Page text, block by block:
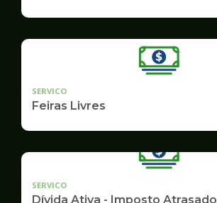
SERVICO
Feiras Livres
SERVICO
Dívida Ativa - Imposto Atrasado